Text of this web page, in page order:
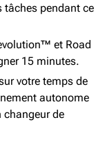
tâches pendant ce
et Road
15 minutes.
votre temps de
autonome
de